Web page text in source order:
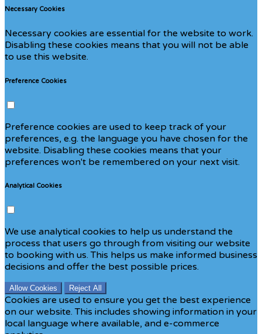
Necessary Cookies
Necessary cookies are essential for the website to work.
Disabling these cookies means that you will not be able
to use this website.
Preference Cookies
Preference cookies are used to keep track of your
preferences, e.g. the language you have chosen for the
website. Disabling these cookies means that your
preferences won't be remembered on your next visit.
Analytical Cookies
We use analytical cookies to help us understand the
process that users go through from visiting our website
to booking with us. This helps us make informed business
decisions and offer the best possible prices.
Allow Cookies Reject All
Cookies are used to ensure you get the best experience
on our website. This includes showing information in your
local language where available, and e-commerce